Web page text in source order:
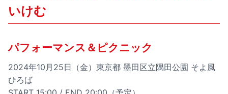
いけむ
パフォーマンス＆ピクニック
2024年10月25日（金）東京都 墨田区立隅田公園 そよ風
ひろば